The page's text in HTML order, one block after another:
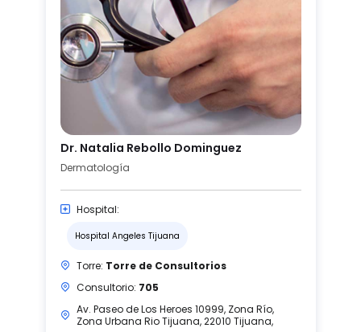
Dr. Natalia Rebollo Dominguez
Dermatología
Hospital:
Hospital Angeles Tijuana
Torre: Torre de Consultorios
Consultorio: 705
Av. Paseo de Los Heroes 10999, Zona Río,
Zona Urbana Rio Tijuana, 22010 Tijuana,